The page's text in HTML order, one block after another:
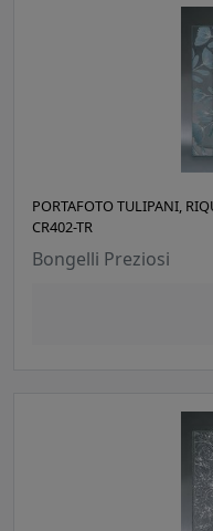
PORTAFOTO TULIPANI,
CR402-TR
Bongelli Preziosi